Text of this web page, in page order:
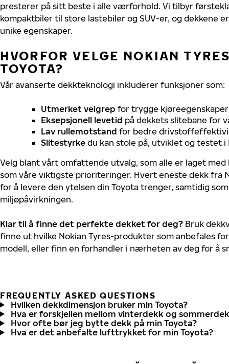
presterer på sitt beste i alle værforhold. Vi tilbyr
kompaktbiler til store lastebiler og SUV-er, og dekkene
unike egenskaper.
HVORFOR VELGE NOKIAN
TOYOTA?
Vår avanserte dekkteknologi inkluderer funksjoner som:
Utmerket veigrep for trygge
Eksepsjonell levetid på dekkets slitebane for
Lav rullemotstand for bedre
Slitestyrke du kan stole på, utviklet og testet i
Velg blant vårt omfattende utvalg, som alle er laget
som våre viktigste prioriteringer. Hvert eneste dekk fra
for å levere den ytelsen din Toyota trenger, samtidig
miljøpåvirkningen.
Klar til å finne det perfekte dekket for deg? Bruk
finne ut hvilke Nokian Tyres-produkter som anbefales
modell, eller finn en forhandler i nærheten av deg for å
FREQUENTLY ASKED QUESTIONS
Hvilken dekkdimensjon bruker min Toyota?
Hva er forskjellen mellom vinterdekk og
Hvor ofte bør jeg bytte dekk på min Toyota?
Hva er det anbefalte lufttrykket for min Toyota?